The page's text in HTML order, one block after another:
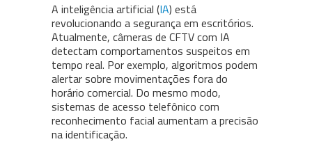
A inteligência artificial (IA) está
revolucionando a segurança em escritórios.
Atualmente, câmeras de CFTV com IA
detectam comportamentos suspeitos em
tempo real. Por exemplo, algoritmos podem
alertar sobre movimentações fora do
horário comercial. Do mesmo modo,
sistemas de acesso telefônico com
reconhecimento facial aumentam a precisão
na identificação.